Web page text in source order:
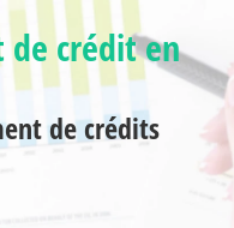
de crédit en
de crédits